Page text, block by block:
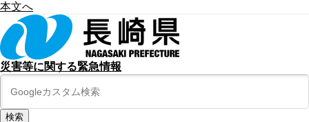
本文へ
災害等に関する緊急情報